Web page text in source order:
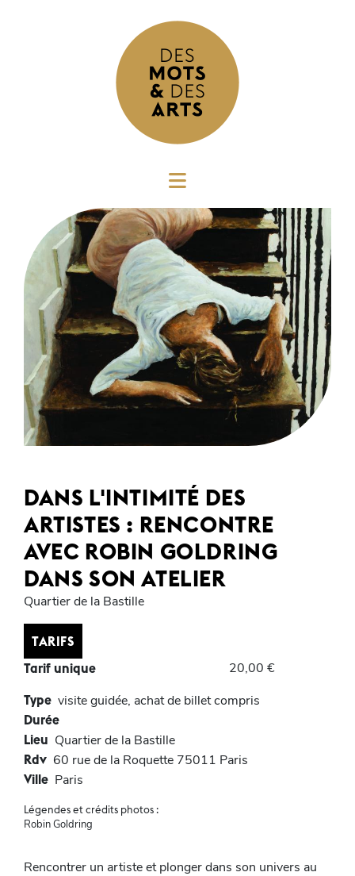
DANS L'INTIMITÉ DES
ARTISTES : RENCONTRE
AVEC ROBIN GOLDRING
DANS SON ATELIER
Quartier de la Bastille
TARIFS
Tarif unique
20,00 €
Type visite guidée, achat de billet compris
Durée
Lieu Quartier de la Bastille
Rdv 60 rue de la Roquette 75011 Paris
Ville Paris
Légendes et crédits photos :
Robin Goldring
Rencontrer un artiste et plonger dans son univers au